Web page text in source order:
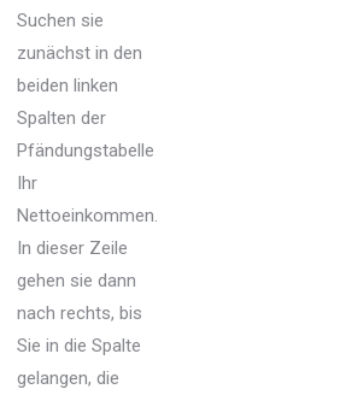
Suchen sie
zunächst in den
beiden linken
Spalten der
Pfändungstabelle
Ihr
Nettoeinkommen.
In dieser Zeile
gehen sie dann
nach rechts, bis
Sie in die Spalte
gelangen, die